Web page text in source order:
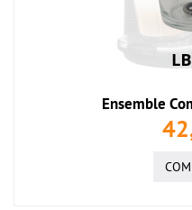
Ensemble